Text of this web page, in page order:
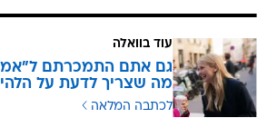
עוד בוואלה
גם אתם התמכרתם
מה שצריך לדעת על
לכתבה המלאה